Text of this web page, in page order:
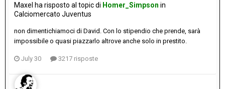
Maxel ha risposto al topic di Homer_Simpson in
Calciomercato Juventus
non dimentichiamoci di David. Con lo stipendio che prende, sarà
impossibile o quasi piazzarlo altrove anche solo in prestito.
July 30 3217 risposte